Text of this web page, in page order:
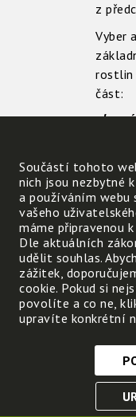
z
Vyber
rostlin
část:
léčivá
samec
růže
Součástí tohoto
nich jsou nezbytné
a používáním webu
vašeho
máme připravenou
Dle aktuálních
udělit souhlas.
zážitek,
cookie. Pokud si
povolíte a co ne,
upravíte konkrétní
Nezbytně
Tyto soubory